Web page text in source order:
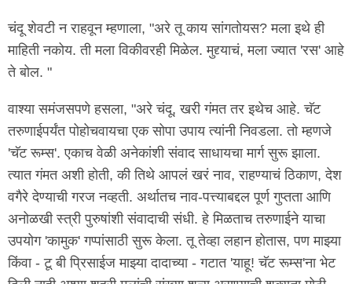
चंदू शेवटी न राहवून म्हणाला, "अरे तू काय सांगतोयस? मला इथे ही
माहिती नकोय. ती मला विकीवरही मिळेल. मुद्द्याचं, मला ज्यात 'रस' आहे
ते बोल. "
वाश्या समंजसपणे हसला, "अरे चंदू, खरी गंमत तर इथेच आहे. चॅट
तरुणाईपर्यंत पोहोचवायचा एक सोपा उपाय त्यांनी निवडला. तो म्हणजे
'चॅट रूम्स'. एकाच वेळी अनेकांशी संवाद साधायचा मार्ग सुरू झाला.
त्यात गंमत अशी होती, की तिथे आपलं खरं नाव, राहण्याचं ठिकाण, देश
वगैरे देण्याची गरज नव्हती. अर्थातच नाव-पत्त्याबद्दल पूर्ण गुप्तता आणि
अनोळखी स्त्री पुरुषांशी संवादाची संधी. हे मिळताच तरुणाईने याचा
उपयोग 'कामुक' गप्पांसाठी सुरू केला. तू तेव्हा लहान होतास, पण माझ्या
किंवा - टू बी प्रिसाईज माझ्या दादाच्या - गटात 'याहू! चॅट रूम्स'ना भेट